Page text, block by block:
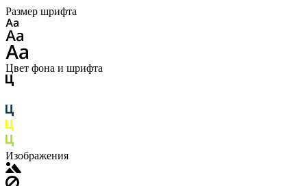
Размер шрифта
Цвет фона и шрифта
Изображения